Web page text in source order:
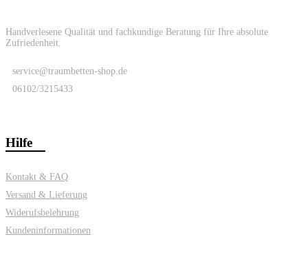
Handverlesene Qualität und fachkundige Beratung für Ihre absolute
Zufriedenheit.
service@traumbetten-shop.de
06102/3215433
Hilfe
Kontakt & FAQ
Versand & Lieferung
Widerufsbelehrung
Kundeninformationen